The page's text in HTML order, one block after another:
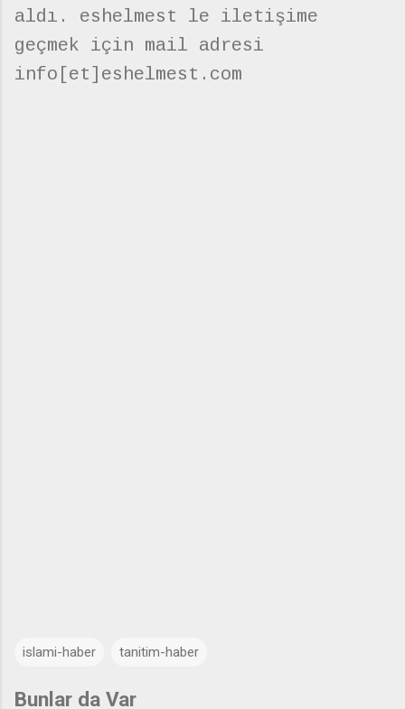
aldı. eshelmest le iletişime
geçmek için mail adresi
info[et]eshelmest.com
islami-haber tanitim-haber
Bunlar da Var